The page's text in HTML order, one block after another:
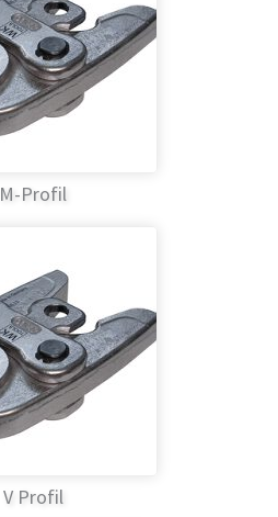
M-Profil
V Profil